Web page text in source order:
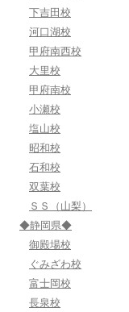
下吉田校
河口湖校
甲府南西校
大里校
甲府南校
小瀬校
塩山校
昭和校
石和校
双葉校
ＳＳ（山梨）
◆静岡県◆
御殿場校
ぐみざわ校
富士岡校
長泉校